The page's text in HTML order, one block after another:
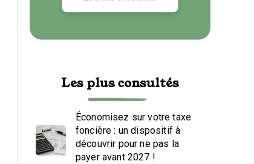
Les plus consultés
Économisez sur votre taxe
foncière : un dispositif à
découvrir pour ne pas la
payer avant 2027 !